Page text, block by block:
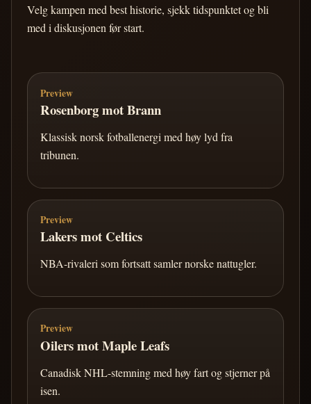
Velg kampen med best historie, sjekk tidspunktet og bli
med i diskusjonen før start.
Preview
Rosenborg mot Brann
Klassisk norsk fotballenergi med høy lyd fra
tribunen.
Preview
Lakers mot Celtics
NBA-rivaleri som fortsatt samler norske nattugler.
Preview
Oilers mot Maple Leafs
Canadisk NHL-stemning med høy fart og stjerner på
isen.